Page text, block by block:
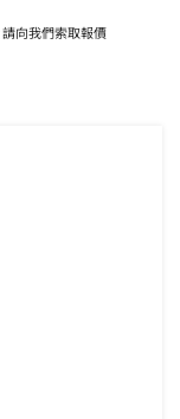
向我們索取報價